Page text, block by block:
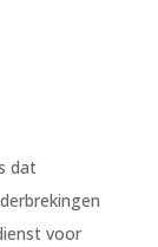
dat
voor